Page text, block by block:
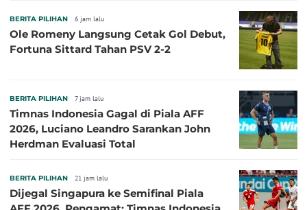
BERITA PILIHAN 6 jam lalu
Ole Romeny Langsung Cetak Gol Debut,
Fortuna Sittard Tahan PSV 2-2
BERITA PILIHAN 7 jam lalu
Timnas Indonesia Gagal di Piala AFF
2026, Luciano Leandro Sarankan John
Herdman Evaluasi Total
BERITA PILIHAN 21 jam lalu
Dijegal Singapura ke Semifinal Piala